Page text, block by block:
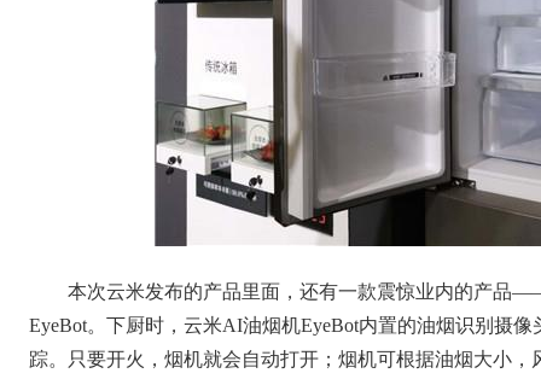
本次云米发布的产品里面，还有一款震惊业内的产品
EyeBot。下厨时，云米AI油烟机EyeBot内置的油烟识别摄
踪。只要开火，烟机就会自动打开；烟机可根据油烟大小